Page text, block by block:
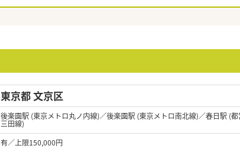
東京都 文京区
後楽園駅 (東京メトロ丸ノ内線)／後楽園駅 (東京メトロ南北線)／春日駅 (
三田線)
有／上限150,000円